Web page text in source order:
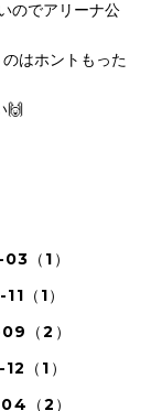
のでアリーナ公
はホントもった
🙌
（1）
（1）
（2）
（1）
（2）